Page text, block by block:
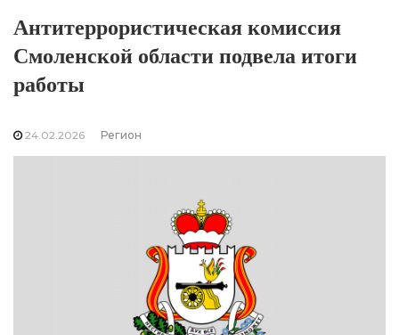
Антитеррористическая комиссия
Смоленской области подвела итоги
работы
24.02.2026 Регион